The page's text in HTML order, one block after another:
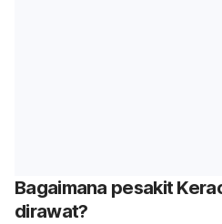
Bagaimana pesakit
dirawat?